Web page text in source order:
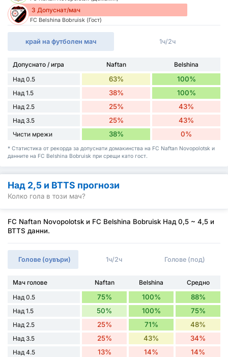
3 Допуснат/мач
FC Belshina Bobruisk (Гост)
край на футболен мач 1ч/2ч
Допуснато / игра Naftan
Belshina
Над 0.5
63% 100%
Над 1.5 38% 100%
Над 2.5 25% 43%
Над 3.5 25% 43%
Чисти мрежи 38% 0%
* Статистика от рекорда за допуснати домакинства на FC Naftan Novopolotsk и
данните на FC Belshina Bobruisk при срещи като гост.
Над 2,5 и BTTS прогнози
Колко гола в този мач?
FC Naftan Novopolotsk и FC Belshina Bobruisk Над 0,5 ~ 4,5 и
BTTS данни.
Голове (оувъри) 1ч/2ч Голове (под)
Мач голове Naftan Belshina
Средно
Над 0.5
75% 100% 88%
Над 1.5 50% 100% 75%
Над 2.5 25% 71% 48%
Над 3.5 25% 43% 34%
Над 4.5 13% 14% 14%